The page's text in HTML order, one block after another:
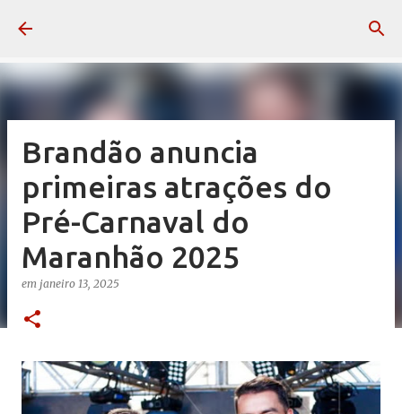
Brandão anuncia
primeiras atrações do
Pré-Carnaval do
Maranhão 2025
em janeiro 13, 2025